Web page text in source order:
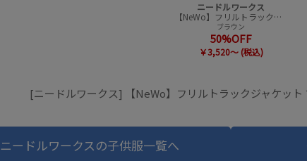
ニードルワークス
【NeWo】フリルトラックジャケット
ブラウン
50%OFF
￥3,520～ (税込)
[ニードルワークス] 【NeWo】フリルトラックジャケッ
ニードルワークスの子供服一覧へ